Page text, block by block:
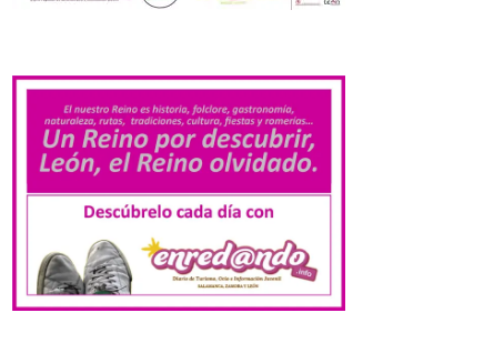
trabajos en el estudio de la
organización urbana y la
vida cotidiana del poblado
y contará con la participación de
estudiantes del grado en Historia. La
actividades de divulgación abiertas […]
El Mercado Medieval abre
sus puertas en La Bañeza
con más de 60 puestos y